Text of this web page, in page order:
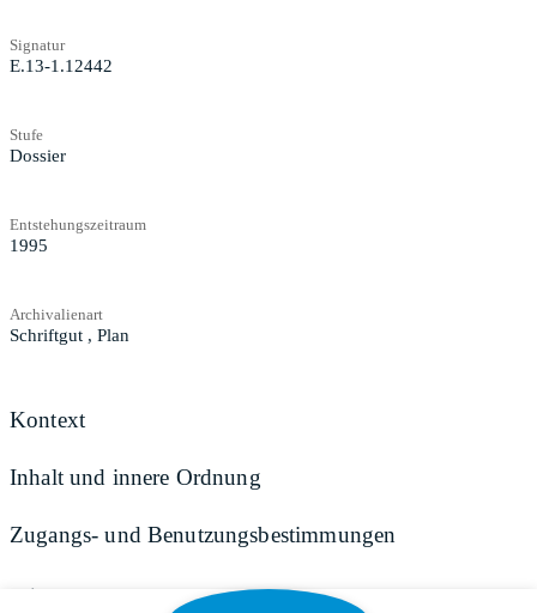
Signatur
E.13-1.12442
Stufe
Dossier
Entstehungszeitraum
1995
Archivalienart
Schriftgut , Plan
Kontext
Inhalt und innere Ordnung
Zugangs- und Benutzungsbestimmungen
Teilen